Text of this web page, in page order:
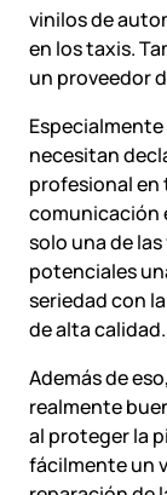
vinilos de
en los taxis.
un proveedor
necesitan
profesional en
comunicación
solo una de
potenciales
seriedad con
de alta calidad.
Además de
realmente
al proteger la
fácilmente un